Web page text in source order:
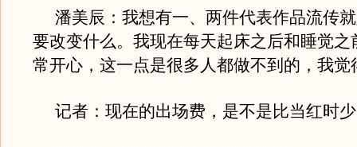
潘美辰：我想有一、两件代表作品流传
要改变什么。我现在每天起床之后和睡觉之
常开心，这一点是很多人都做不到的，我觉
记者：现在的出场费，是不是比当红时